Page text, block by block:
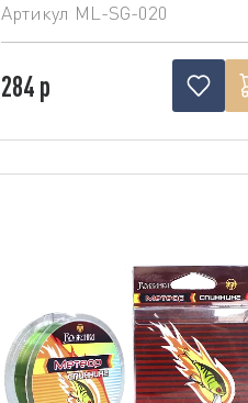
Артикул ML-SG-020
284 р